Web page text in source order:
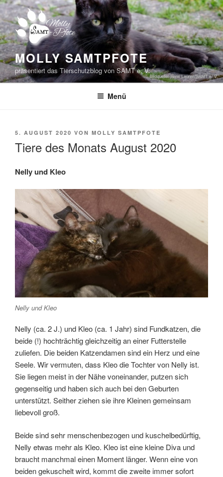
Zum
Inhalt
springen
MOLLY SAMTPFOTE
präsentiert das Tierschutzblog von SAMT e. V.
Menü
VERÖFFENTLICHT
5. AUGUST 2020 VON MOLLY SAMTPFOTE
Tiere des Monats August 2020
Nelly und Kleo
Nelly und Kleo
Nelly (ca. 2 J.) und Kleo (ca. 1 Jahr) sind Fundkatzen, die
beide (!) hochträchtig gleichzeitig an einer Futterstelle
zuliefen. Die beiden Katzendamen sind ein Herz und eine
Seele. Wir vermuten, dass Kleo die Tochter von Nelly ist.
Sie liegen meist in der Nähe voneinander, putzen sich
gegenseitig und haben sich auch bei den Geburten
unterstützt. Seither ziehen sie ihre Kleinen gemeinsam
liebevoll groß.
Beide sind sehr menschenbezogen und kuschelbedürftig,
Nelly etwas mehr als Kleo. Kleo ist eine kleine Diva und
braucht manchmal einen Moment länger. Wenn eine von
beiden gekuschelt wird, kommt die zweite immer sofort